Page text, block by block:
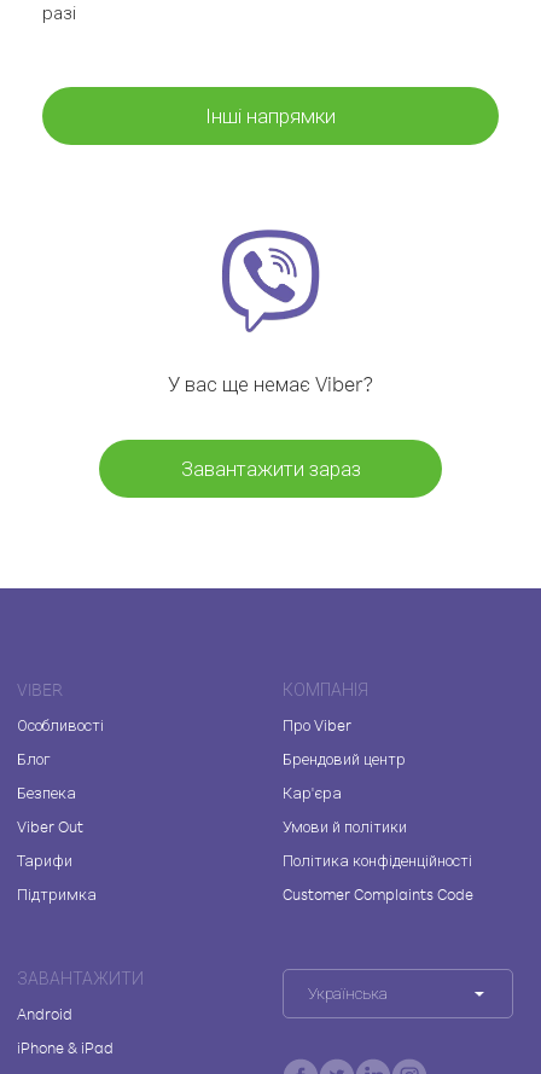
разі
Інші напрямки
У вас ще немає Viber?
Завантажити зараз
VIBER
Особливості
Блог
Безпека
Viber Out
Тарифи
Підтримка
КОМПАНІЯ
Про Viber
Брендовий центр
Кар'єра
Умови й політики
Політика конфіденційності
Customer Complaints Code
ЗАВАНТАЖИТИ
Android
iPhone & iPad
Українська